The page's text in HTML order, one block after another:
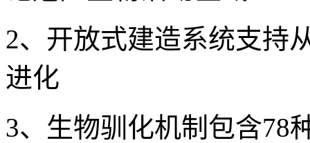
2、开放式建造系统支持
进化
3、生物驯化机制包含78